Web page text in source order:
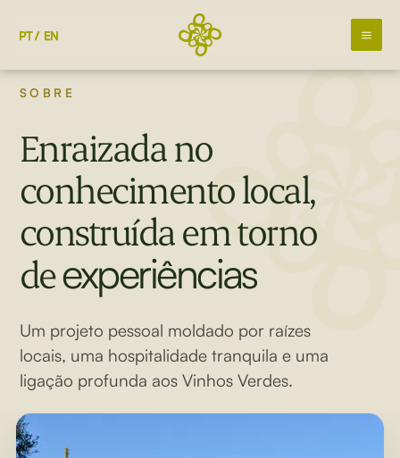
PT EN
SOBRE
Enraizada no
conhecimento local,
construída em torno
deexperiências
Um projeto pessoal moldado por raízes
locais, uma hospitalidade tranquila e uma
ligação profunda aos Vinhos Verdes.